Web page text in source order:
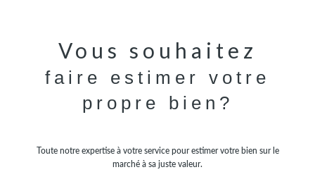
Vous souhaitez
faire estimer votre
propre bien?
Toute notre expertise à votre service pour estimer votre bien sur le
marché à sa juste valeur.